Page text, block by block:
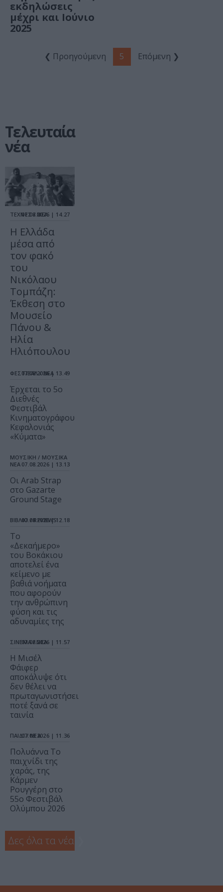
εκδηλώσεις
μέχρι και Ιούνιο
2025
❮ Προηγούμενη 5 Επόμενη ❯
Τελευταία
νέα
ΤΕΧΝΕΣ / ΝΕΑ
07.08.2026 | 14.27
Η Ελλάδα
μέσα από
τον φακό
του
Νικόλαου
Τομπάζη:
Έκθεση στο
Μουσείο
Πάνου &
Ηλία
Ηλιόπουλου
ΦΕΣΤΙΒΑΛ / ΝΕΑ
07.08.2026 | 13.49
Έρχεται το 5ο
Διεθνές
Φεστιβάλ
Κινηματογράφου
Κεφαλονιάς
«Κύματα»
ΜΟΥΣΙΚΗ / ΜΟΥΣΙΚΑ
ΝΕΑ 07.08.2026 | 13.13
Οι Arab Strap
στο Gazarte
Ground Stage
ΒΙΒΛΙΟ / REVIEWS
07.08.2026 | 12.18
Το
«Δεκαήμερο»
του Βοκάκιου
αποτελεί ένα
κείμενο με
βαθιά νοήματα
που αφορούν
την ανθρώπινη
φύση και τις
αδυναμίες της
ΣΙΝΕΜΑ / ΝΕΑ
07.08.2026 | 11.57
Η Μισέλ
Φάιφερ
αποκάλυψε ότι
δεν θέλει να
πρωταγωνιστήσει
ποτέ ξανά σε
ταινία
ΠΑΙΔΙ / ΝΕΑ
07.08.2026 | 11.36
Πολυάννα Το
παιχνίδι της
χαράς, της
Κάρμεν
Ρουγγέρη στο
55ο Φεστιβάλ
Ολύμπου 2026
Δες όλα τα νέα